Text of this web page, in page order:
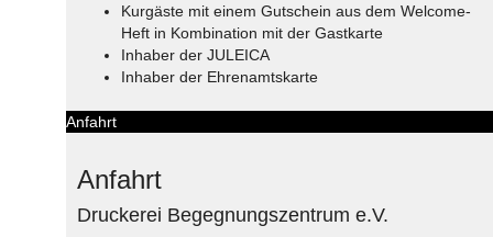
Kurgäste mit einem Gutschein aus dem Welcome-
Heft in Kombination mit der Gastkarte
Inhaber der JULEICA
Inhaber der Ehrenamtskarte
Anfahrt
Anfahrt
Druckerei Begegnungszentrum e.V.